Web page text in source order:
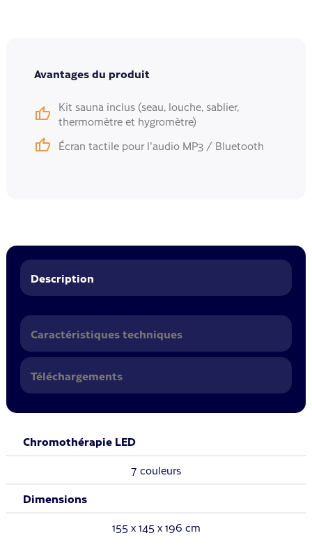
Avantages du produit
Kit sauna inclus (seau, louche, sablier,
thermomètre et hygromètre)
Écran tactile pour l'audio MP3 / Bluetooth
Description
Caractéristiques techniques
Téléchargements
Chromothérapie LED
7 couleurs
Dimensions
155 x 145 x 196 cm